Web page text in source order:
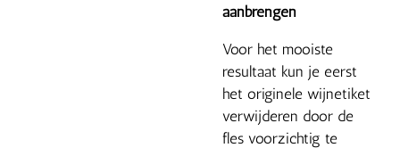
aanbrengen
Voor het mooiste
resultaat kun je eerst
het originele wijnetiket
verwijderen door de
fles voorzichtig te